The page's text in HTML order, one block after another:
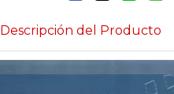
Descripción del Producto